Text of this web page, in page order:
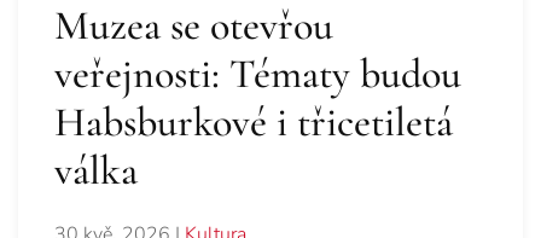
Muzea se otevřou
veřejnosti: Tématy budou
Habsburkové i třicetiletá
válka